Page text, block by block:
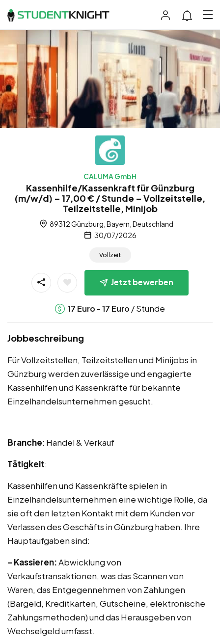
CALUMA GmbH
Kassenhilfe/Kassenkraft für Günzburg
(m/w/d) – 17,00 € / Stunde – Vollzeitstelle,
Teilzeitstelle, Minijob
89312 Günzburg, Bayern, Deutschland
30/07/2026
Vollzeit
Jetzt bewerben
17 Euro -17 Euro / Stunde
Jobbeschreibung
Für Vollzeitstellen, Teilzeitstellen und Minijobs in
Günzburg werden zuverlässige und engagierte
Kassenhilfen und Kassenkräfte für bekannte
Einzelhandelsunternehmen gesucht.
Branche: Handel & Verkauf
Tätigkeit:
Kassenhilfen und Kassenkräfte spielen in
Einzelhandelsunternehmen eine wichtige Rolle, da
sie oft den letzten Kontakt mit dem Kunden vor
Verlassen des Geschäfts in Günzburg haben. Ihre
Hauptaufgaben sind:
– Kassieren:Abwicklung von
Verkaufstransaktionen, was das Scannen von
Waren, das Entgegennehmen von Zahlungen
(Bargeld, Kreditkarten, Gutscheine, elektronische
Zahlungsmethoden) und das Herausgeben von
Wechselgeld umfasst.